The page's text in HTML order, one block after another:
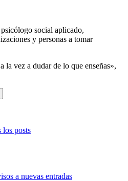
social aplicado,
y personas a tomar
la vez a dudar de lo que enseñas»,
los posts
a nuevas entradas